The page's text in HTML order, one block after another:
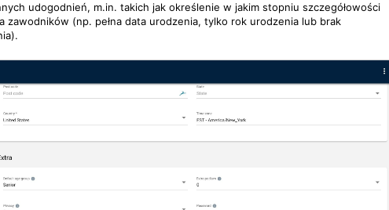
udogodnień, m.in. takich jak określenie w jakim stopniu szczegółowości
zawodników (np. pełna data urodzenia, tylko rok urodzenia lub brak